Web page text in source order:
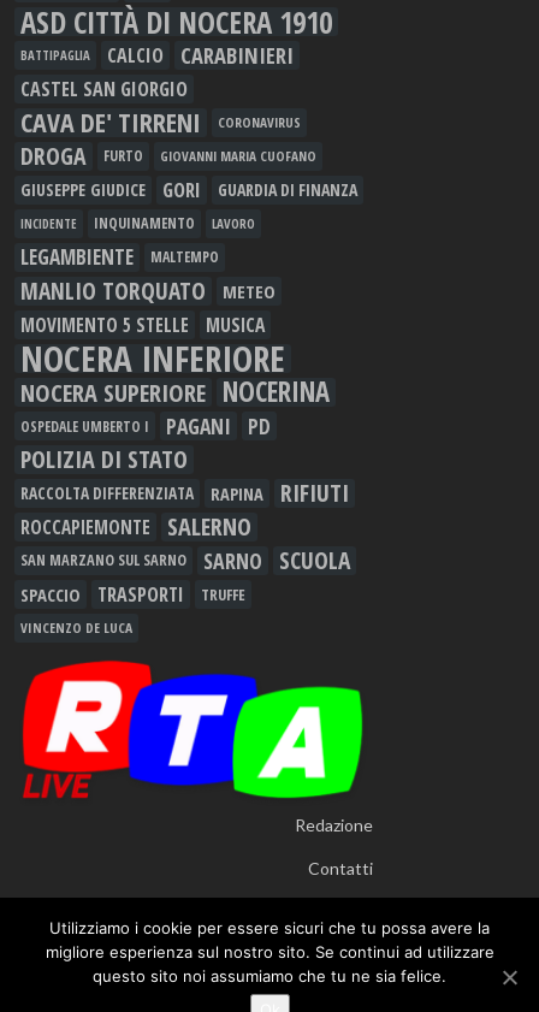
ASD CITTÀ DI NOCERA 1910
BATTIPAGLIA CALCIO CARABINIERI
CASTEL SAN GIORGIO
CAVA DE' TIRRENI CORONAVIRUS
DROGA FURTO GIOVANNI MARIA CUOFANO
GIUSEPPE GIUDICE GORI GUARDIA DI FINANZA
INCIDENTE INQUINAMENTO LAVORO
LEGAMBIENTE MALTEMPO
MANLIO TORQUATO METEO
MOVIMENTO 5 STELLE MUSICA
NOCERA INFERIORE
NOCERA SUPERIORE NOCERINA
OSPEDALE UMBERTO I PAGANI PD
POLIZIA DI STATO
RACCOLTA DIFFERENZIATA RAPINA RIFIUTI
ROCCAPIEMONTE SALERNO
SAN MARZANO SUL SARNO SARNO SCUOLA
SPACCIO TRASPORTI TRUFFE
VINCENZO DE LUCA
Redazione
Contatti
- Testata Giornalistica Registrata presso Tribunale di
Utilizziamo i cookie per essere sicuri che tu possa avere la
migliore esperienza sul nostro sito. Se continui ad utilizzare
questo sito noi assumiamo che tu ne sia felice.